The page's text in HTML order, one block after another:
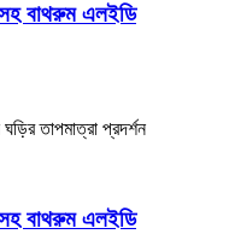
সহ বাথরুম এলইডি
সহ বাথরুম এলইডি